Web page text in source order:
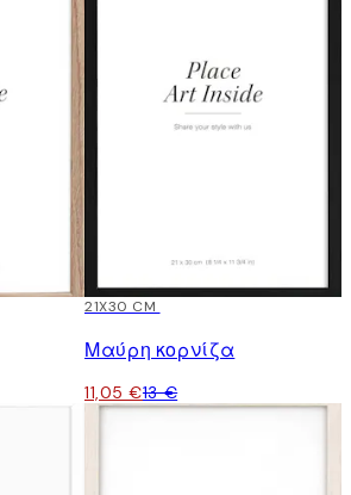
15%*
21X30 CM
Μαύρη κορνίζα
11,05 €13 €